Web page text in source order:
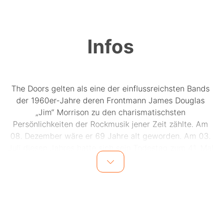
Infos
The Doors gelten als eine der einflussreichsten Bands
der 1960er-Jahre deren Frontmann James Douglas
„Jim“ Morrison zu den charismatischsten
Persönlichkeiten der Rockmusik jener Zeit zählte. Am
08. Dezember wäre er 69 Jahre alt geworden. Am 03.
gejährt. Mit nur 27 Jahren ist er auf mysteriöse Art und
Weise in Paris gestorben und noch heute ist seine